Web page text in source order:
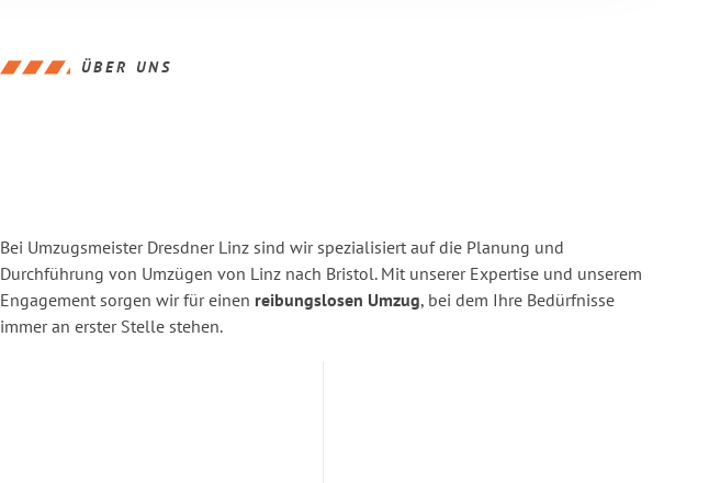
ÜBER UNS
Bei Umzugsmeister Dresdner Linz sind wir spezialisiert auf die Planung und
Durchführung von Umzügen von Linz nach Bristol. Mit unserer Expertise und unserem
Engagement sorgen wir für einen reibungslosen Umzug, bei dem Ihre Bedürfnisse
immer an erster Stelle stehen.